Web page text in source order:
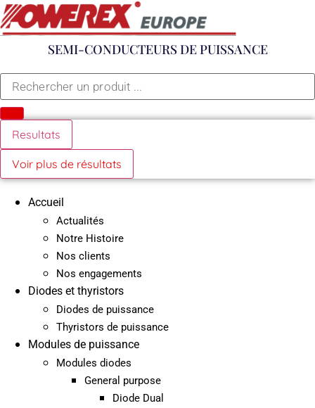
Aller
au
SEMI-CONDUCTEURS DE PUISSANCE
Search
Resultats
Voir plus de résultats
Accueil
Actualités
Notre Histoire
Nos clients
Nos engagements
Diodes et thyristors
Diodes de puissance
Thyristors de puissance
Modules de puissance
Modules diodes
General purpose
Diode Dual